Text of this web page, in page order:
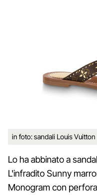
in foto: sandali Louis Vuitton
Lo ha abbinato a
L'infradito Sunny
Monogram con